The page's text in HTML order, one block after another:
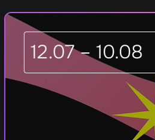
12.07 – 10.08